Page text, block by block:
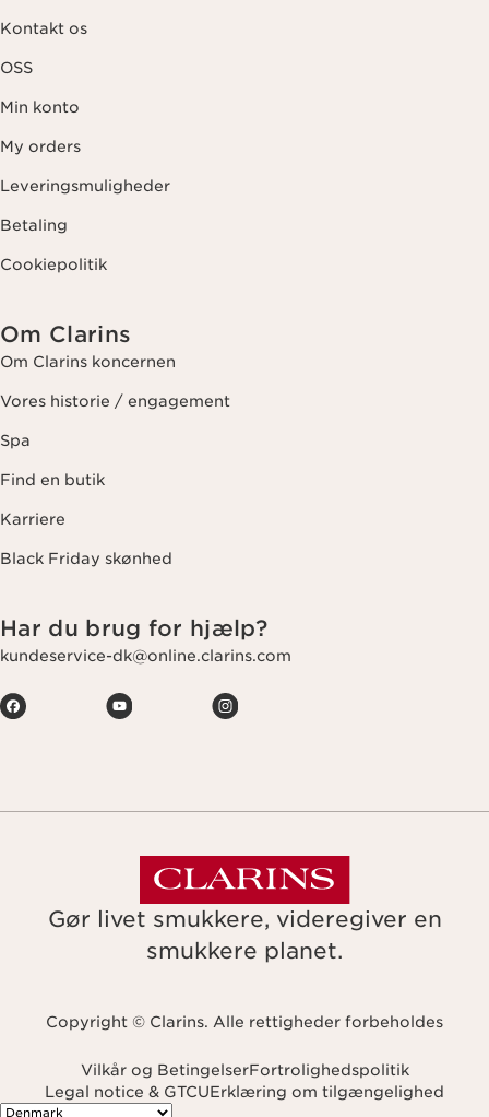
Kontakt os
OSS
Min konto
My orders
Leveringsmuligheder
Betaling
Cookiepolitik
Om Clarins
Om Clarins koncernen
Vores historie / engagement
Spa
Find en butik
Karriere
Black Friday skønhed
Har du brug for hjælp?
kundeservice-dk@online.clarins.com
Gør livet smukkere, videregiver en
smukkere planet.
Copyright © Clarins. Alle rettigheder forbeholdes
Vilkår og BetingelserFortrolighedspolitik
Legal notice & GTCUErklæring om tilgængelighed
Navigates to